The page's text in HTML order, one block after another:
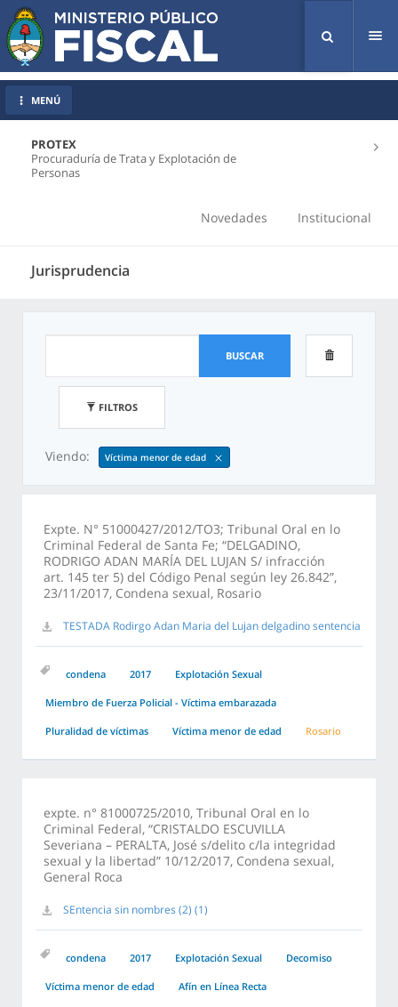
PROTEX
Procuraduría de Trata y Explotación de
Personas
Novedades Institucional
Jurisprudencia
MENÚ
BUSCAR
FILTROS
Viendo: Víctima menor de edad
Expte. N° 51000427/2012/TO3; Tribunal Oral en lo
Criminal Federal de Santa Fe; “DELGADINO,
RODRIGO ADAN MARÍA DEL LUJAN S/ infracción
art. 145 ter 5) del Código Penal según ley 26.842”,
23/11/2017, Condena sexual, Rosario
TESTADA Rodirgo Adan Maria del Lujan delgadino sentencia
condena 2017 Explotación Sexual
Miembro de Fuerza Policial - Víctima embarazada
Pluralidad de víctimas Víctima menor de edad Rosario
expte. n° 81000725/2010, Tribunal Oral en lo
Criminal Federal, “CRISTALDO ESCUVILLA
Severiana – PERALTA, José s/delito c/la integridad
sexual y la libertad” 10/12/2017, Condena sexual,
General Roca
SEntencia sin nombres (2) (1)
condena 2017 Explotación Sexual Decomiso
Víctima menor de edad Afín en Línea Recta